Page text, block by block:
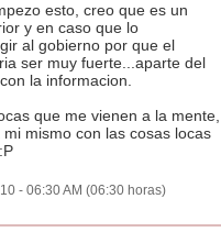
esto, creo que es un
y en caso que lo
al gobierno por que el
ser muy fuerte...aparte del
la informacion.
que me vienen a la mente,
mismo con las cosas locas
- 06:30 AM (06:30 horas)